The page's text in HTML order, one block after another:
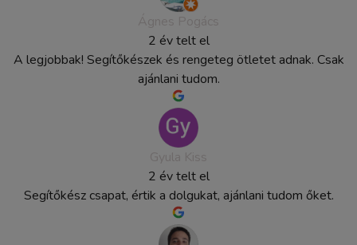
2 év telt el
A legjobbak! Segítőkészek és rengeteg ötletet adnak. Csak
ajánlani tudom.
2 év telt el
Segítőkész csapat, értik a dolgukat, ajánlani tudom őket.